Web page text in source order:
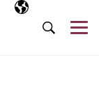
Ausgewählte
DE
Suche